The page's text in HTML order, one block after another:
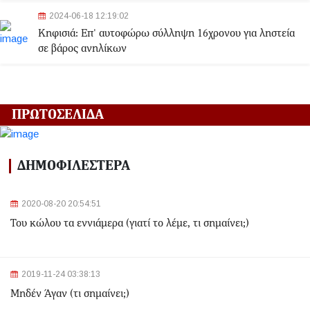
2024-06-18 12:19:02
Κηφισιά: Eπ' αυτοφώρω σύλληψη 16χρονου για ληστεία
σε βάρος ανηλίκων
Αλλαγές στα δρομολόγια του Μετρό και του Τραμ λόγω
2024-03-22 11:07:47
Ομόνοια: Ριφιφί σε κοσμηματοπωλείο - Άρπαξαν
2024-03-22 10:52:10
Σεισμός 4,7 Ρίχτερ ανοιχτά της Κέρκυρας
ΠΡΩΤΟΣΕΛΙΔΑ
ΔΗΜΟΦΙΛΕΣΤΕΡΑ
2020-08-20 20:54:51
Του κώλου τα εννιάμερα (γιατί το λέμε, τι σημαίνει;)
2019-11-24 03:38:13
Μηδέν Άγαν (τι σημαίνει;)